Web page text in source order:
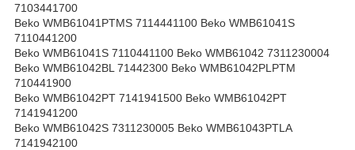
7103441700
Beko WMB61041PTMS 7114441100 Beko WMB61041S
7110441200
Beko WMB61041S 7110441100 Beko WMB61042 7311230004
Beko WMB61042BL 71442300 Beko WMB61042PLPTM
710441900
Beko WMB61042PT 7141941500 Beko WMB61042PT
7141941200
Beko WMB61042S 7311230005 Beko WMB61043PTLA
7141942100